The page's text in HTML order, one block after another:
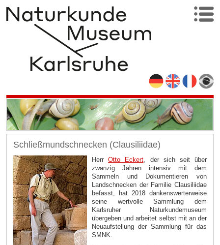
Schließmundschnecken (Clausiliidae)
HerrOtto Eckert , der sich seit über
zwanzig Jahren intensiv mit dem
Sammeln und Dokumentieren von
Landschnecken der Familie Clausiliidae
befasst, hat 2018 dankenswerterweise
seine wertvolle Sammlung dem
Karlsruher Naturkundemuseum
übergeben und arbeitet selbst mit an der
Neuaufstellung der Sammlung für das
SMNK.